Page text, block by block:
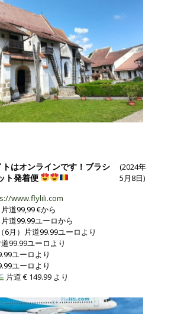
はオンラインです！ブラシ
ト発着便
(2024年
5月8日)
www.flylili.com
道99,99 €から
道99.99ユーロから
6月）片道99.99ユーロより
99.99ユーロより
ユーロより
ユーロより
片道 € 149.99 より